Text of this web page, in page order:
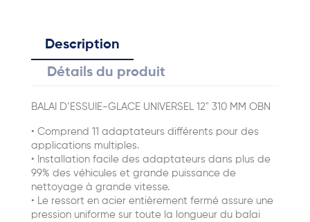
Description
Détails du produit
BALAI D’ESSUIE-GLACE UNIVERSEL 12" 310 MM OBN
• Comprend 11 adaptateurs différents pour des
applications multiples.
• Installation facile des adaptateurs dans plus de
99% des véhicules et grande puissance de
nettoyage à grande vitesse.
• Le ressort en acier entièrement fermé assure une
pression uniforme sur toute la longueur du balai